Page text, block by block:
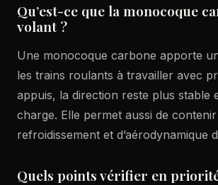
Qu’est-ce que la monocoque
volant ?
Une monocoque carbone apporte
les trains roulants à travailler avec
appuis, la direction reste plus stable
charge. Elle permet aussi de
refroidissement et d’aérodynamique
Quels points vérifier en